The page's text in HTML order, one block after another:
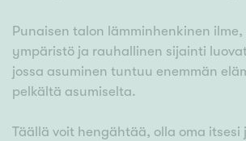
Punaisen talon lämminhenkinen ilme,
ympäristö ja rauhallinen sijainti
jossa asuminen tuntuu enemmän
pelkältä asumiselta.
Täällä voit hengähtää, olla oma itsesi